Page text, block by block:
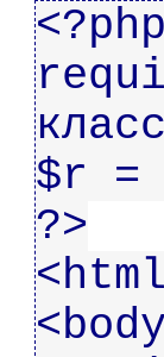
<?php
класс
$r =
?>